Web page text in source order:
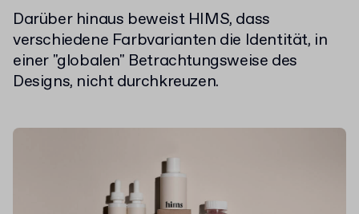
Darüber hinaus beweist HIMS, dass
verschiedene Farbvarianten die Identität, in
einer "globalen" Betrachtungsweise des
Designs, nicht durchkreuzen.